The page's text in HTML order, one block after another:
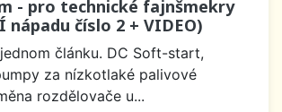
- pro technické fajnšmekry
nápadu číslo 2 + VIDEO)
článku. DC Soft-start,
za nízkotlaké palivové
rozdělovače u...